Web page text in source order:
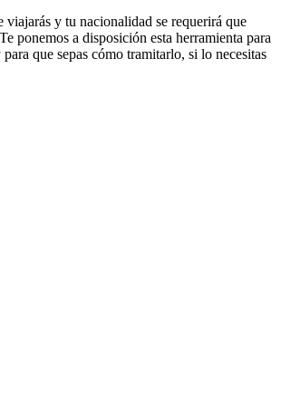
viajarás y tu nacionalidad se requerirá que
ponemos a disposición esta herramienta para
que sepas cómo tramitarlo, si lo necesitas